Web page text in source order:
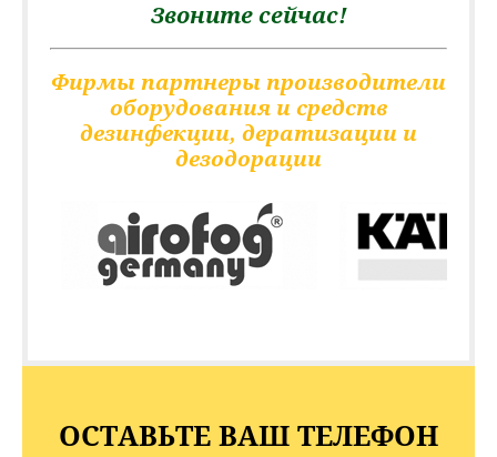
Звоните сейчас!
Фирмы партнеры производители
оборудования и средств
дезинфекции, дератизации и
дезодорации
ОСТАВЬТЕ ВАШ ТЕЛЕФОН